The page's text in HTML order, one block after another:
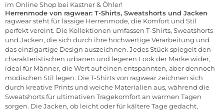
im Online Shop bei Kastner & Öhler!
Herrenmode von ragwear: T-Shirts, Sweatshorts und Jacken
ragwear steht für lässige Herrenmode, die Komfort und Stil
perfekt vereint. Die Kollektionen umfassen T-Shirts, Sweatshorts
und Jacken, die sich durch ihre hochwertige Verarbeitung und
das einzigartige Design auszeichnen. Jedes Stück spiegelt den
charakteristischen urbanen und legeren Look der Marke wider,
ideal für Männer, die Wert auf einen entspannten, aber dennoch
modischen Stil legen. Die T-Shirts von ragwear zeichnen sich
durch kreative Prints und weiche Materialien aus, während die
Sweatshorts für ultimativen Tragekomfort an warmen Tagen
sorgen. Die Jacken, ob leicht oder für kältere Tage gedacht,